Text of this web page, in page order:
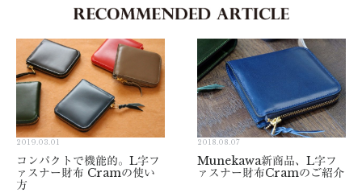
2019.03.01
コンパクトで機能的。L字フ
ァスナー財布 Cramの使い
方
2018.08.07
Munekawa新商品、L字フ
ァスナー財布Cramのご紹介